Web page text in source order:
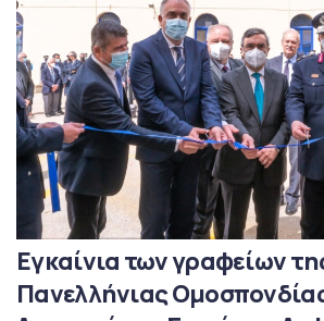
Εγκαίνια των γραφείων
Πανελλήνιας